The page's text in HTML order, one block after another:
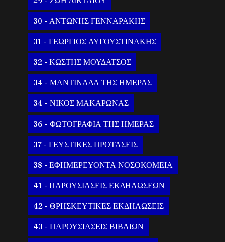
30 - ΑΝΤΩΝΗΣ ΓΕΝΝΑΡΑΚΗΣ
31 - ΓΕΩΡΓΙΟΣ ΑΥΓΟΥΣΤΙΝΑΚΗΣ
32 - ΚΩΣΤΗΣ ΜΟΥΔΑΤΣΟΣ
34 - ΜΑΝΤΙΝΑΔΑ ΤΗΣ ΗΜΕΡΑΣ
34 - ΝΙΚΟΣ ΜΑΚΑΡΩΝΑΣ
36 - ΦΩΤΟΓΡΑΦΙΑ ΤΗΣ ΗΜΕΡΑΣ
37 - ΓΕΥΣΤΙΚΕΣ ΠΡΟΤΑΣΕΙΣ
38 - ΕΦΗΜΕΡΕΥΟΝΤΑ ΝΟΣΟΚΟΜΕΙΑ
41 - ΠΑΡΟΥΣΙΑΣΕΙΣ ΕΚΔΗΛΩΣΕΩΝ
42 - ΘΡΗΣΚΕΥΤΙΚΕΣ ΕΚΔΗΛΩΣΕΙΣ
43 - ΠΑΡΟΥΣΙΑΣΕΙΣ ΒΙΒΛΙΩΝ